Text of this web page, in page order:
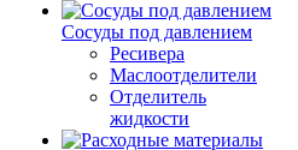
Сосуды под давлением
Ресивера
Маслоотделители
Отделитель
жидкости